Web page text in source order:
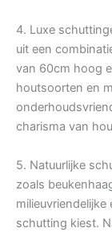
4. Luxe
uit een
van 60cm hoog
houtsoorten en
charisma van
5. Natuurlijke
zoals
schutting kiest.